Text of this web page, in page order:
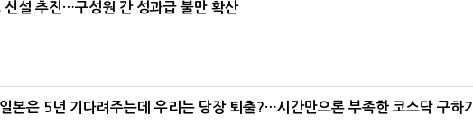
신설 추진…구성원 간 성과급 불만 확산
본은 5년 기다려주는데 우리는 당장 퇴출?…시간만으론 부족한 코스닥 구하기